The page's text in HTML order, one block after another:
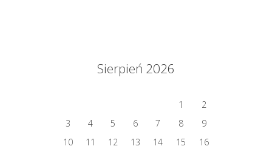
Sierpień 2026
1
2
3
4 5 6 7 8
9
10
11 12 13 14 15
16